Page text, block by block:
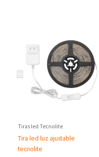
Tiras led Tecnolite
Tira led luz ajustable
tecnolite